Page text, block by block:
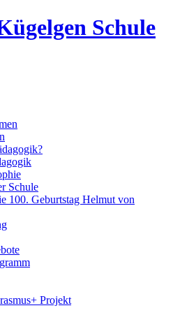
Schule
100. Geburtstag Helmut von
Projekt